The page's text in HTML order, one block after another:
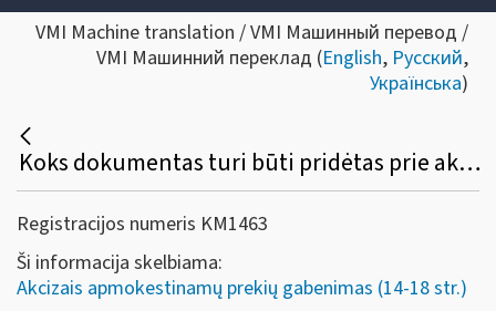
VMI Machine translation / VMI Машинный перевод /
VMI Машинний переклад (English, Русский,
Українська)
Koks dokumentas turi būti pridėtas prie akcizais apmokestinamų prekių, gabenamų taikant akcizų mokėjimo laikino atidėjimo režimą?
Registracijos numeris KM1463
Ši informacija skelbiama:
Akcizais apmokestinamų prekių gabenimas (14-18 str.)